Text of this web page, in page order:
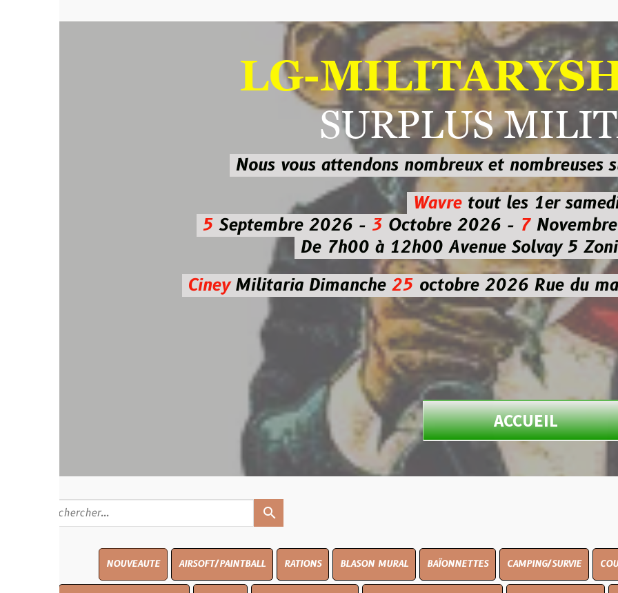
LG-
SURPLUS
Nous vous attendons nombreux et nombreusessur les
Wavre
tout les 1er samedi
Septembre 2026 -3Octobre 2026 - 7Novembre 2026
De 7h00 à 12h00 Avenue Solvay 5 Zoning
MilitariaDimanche25octobre 2026Rue du marché
ACCUEIL
AIRSOFT/PAINTBALL RATIONS BLASON MURAL BAÏONNETTES CAMPING/SURVIE COUTELLERIE